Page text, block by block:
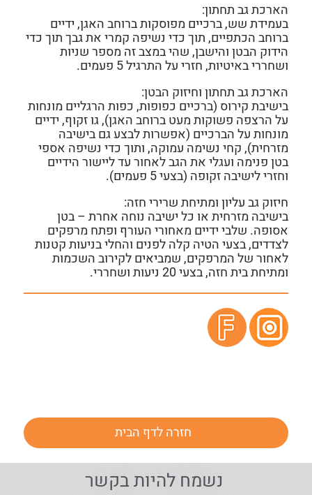
הארכת גב תחתון:
בעמידת שש, ברכיים מפוסקות ברוחב האגן, ידיים
ברוחב הכתפיים, תוך כדי נשיפה קמרי את גבך תוך כדי
הידוק הבטן והישבן, שהי במצב זה מספר שניות
ושחררי באיטיות, חזרי על התרגיל 5 פעמים.
הארכת גב תחתון וחיזוק הבטן:
בישיבת קירוס (ברכיים כפופות, כפות הרגליים מונחות
על הרצפה פשוקות מעט ברוחב האגן), גו זקוף, ידיים
מונחות על הברכיים (אפשרות לבצע גם בישיבה
מזרחית), קחי נשימה עמוקה, ותוך כדי נשיפה אספי
בטן פנימה ועגלי את הגב לאחור עד ליישור הידיים
וחזרי לישיבה זקופה (בצעי 5 פעמים).
חיזוק גב עליון ומתיחת שרירי חזה:
בישיבה מזרחית או כל ישיבה נוחה אחרת – בטן
אסופה. שלבי ידיים מאחורי העורף ופתח מרפקים
לצדדים, בצעי הטיה קלה לפנים והחלי בניעות קטנות
לאחור של המרפקים, שמביאים לקירוב השכמות
ומתיחת בית חזה, בצעי 20 ניעות ושחררי.
חזרה לדף הבית
נשמח להיות בקשר